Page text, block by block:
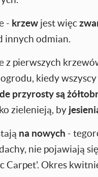
- krzew jest więc
innych odmian.
z pierwszych
kiedy
przyrosty są
zielenieją, by
na nowych -
nie pojawiają
Carpet'. Okres